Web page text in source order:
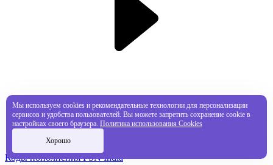
Коды пополнения PSN India
Мы используем cookies и рекомендательные технологии для персонализации
сервисов и удобства пользователей. Вы можете запретить сохранение cookie в
настройках своего браузера. Политика использования Cookies
Хорошо